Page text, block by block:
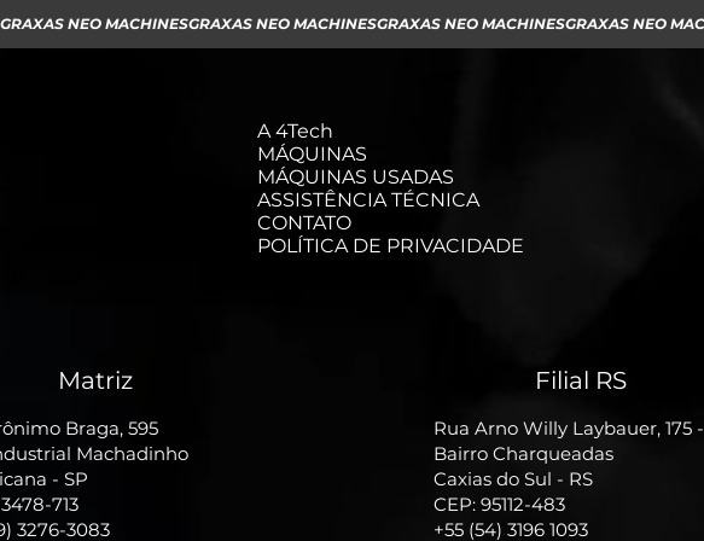
GRAXAS NEO MACHINES
A 4Tech
MÁQUINAS
MÁQUINAS USADAS
ASSISTÊNCIA TÉCNICA
CONTATO
POLÍTICA DE PRIVACIDADE
Matriz
Braga, 595
Machadinho
- SP
713
3276-3083
Filial RS
Rua Arno Willy Laybauer, 175 -
Bairro Charqueadas
Caxias do Sul - RS
CEP: 95112-483
+55 (54) 3196 1093